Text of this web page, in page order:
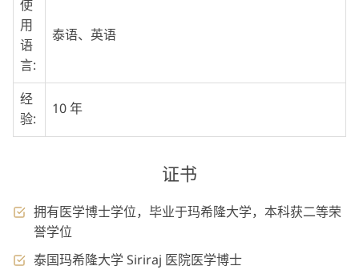
使
用
语
言:
泰语、英语
经
验:
10 年
证书
拥有医学博士学位，毕业于玛希隆大学，本科获二等荣
誉学位
泰国玛希隆大学 Siriraj 医院医学博士